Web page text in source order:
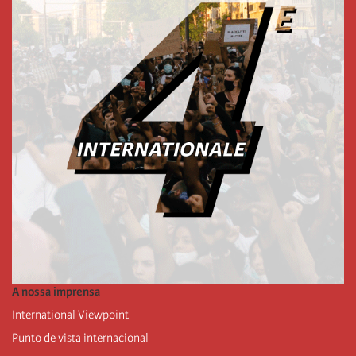
A nossa imprensa
International Viewpoint
Punto de vista internacional